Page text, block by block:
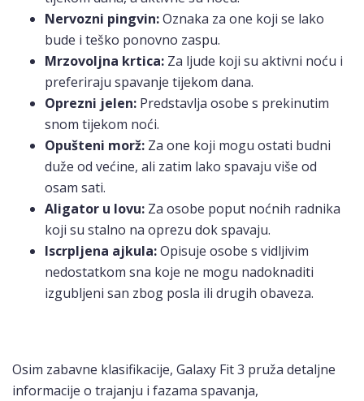
Nervozni pingvin:Oznaka za one koji se lako
bude i teško ponovno zaspu.
Mrzovoljna krtica: Za ljude koji su aktivni noću i
preferiraju spavanje tijekom dana.
Oprezni jelen: Predstavlja osobe s prekinutim
snom tijekom noći.
Opušteni morž: Za one koji mogu ostati budni
duže od većine, ali zatim lako spavaju više od
osam sati.
Aligator u lovu: Za osobe poput noćnih radnika
koji su stalno na oprezu dok spavaju.
Iscrpljena ajkula:Opisuje osobe s vidljivim
nedostatkom sna koje ne mogu nadoknaditi
izgubljeni san zbog posla ili drugih obaveza.
Osim zabavne klasifikacije, Galaxy Fit 3 pruža detaljne
informacije o trajanju i fazama spavanja,